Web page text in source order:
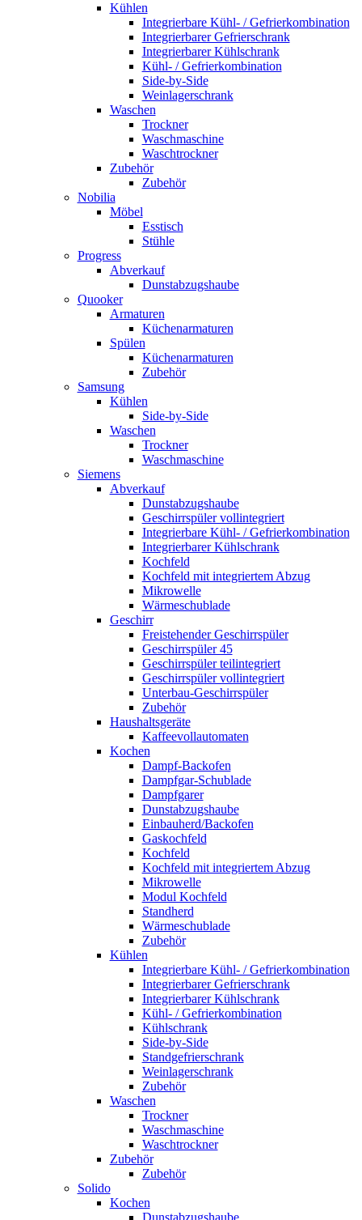
Kühlen
Integrierbare Kühl- / Gefrierkombination
Integrierbarer Gefrierschrank
Integrierbarer Kühlschrank
Kühl- / Gefrierkombination
Side-by-Side
Weinlagerschrank
Waschen
Trockner
Waschmaschine
Waschtrockner
Zubehör
Zubehör
Nobilia
Möbel
Esstisch
Stühle
Progress
Abverkauf
Dunstabzugshaube
Quooker
Armaturen
Küchenarmaturen
Spülen
Küchenarmaturen
Zubehör
Samsung
Kühlen
Side-by-Side
Waschen
Trockner
Waschmaschine
Siemens
Abverkauf
Dunstabzugshaube
Geschirrspüler vollintegriert
Integrierbare Kühl- / Gefrierkombination
Integrierbarer Kühlschrank
Kochfeld
Kochfeld mit integriertem Abzug
Mikrowelle
Wärmeschublade
Geschirr
Freistehender Geschirrspüler
Geschirrspüler 45
Geschirrspüler teilintegriert
Geschirrspüler vollintegriert
Unterbau-Geschirrspüler
Zubehör
Haushaltsgeräte
Kaffeevollautomaten
Kochen
Dampf-Backofen
Dampfgar-Schublade
Dampfgarer
Dunstabzugshaube
Einbauherd/Backofen
Gaskochfeld
Kochfeld
Kochfeld mit integriertem Abzug
Mikrowelle
Modul Kochfeld
Standherd
Wärmeschublade
Zubehör
Kühlen
Integrierbare Kühl- / Gefrierkombination
Integrierbarer Gefrierschrank
Integrierbarer Kühlschrank
Kühl- / Gefrierkombination
Kühlschrank
Side-by-Side
Standgefrierschrank
Weinlagerschrank
Zubehör
Waschen
Trockner
Waschmaschine
Waschtrockner
Zubehör
Zubehör
Solido
Kochen
Dunstabzugshaube